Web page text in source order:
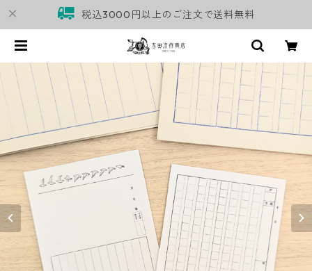
税込3000円以上のご注文で送料無料